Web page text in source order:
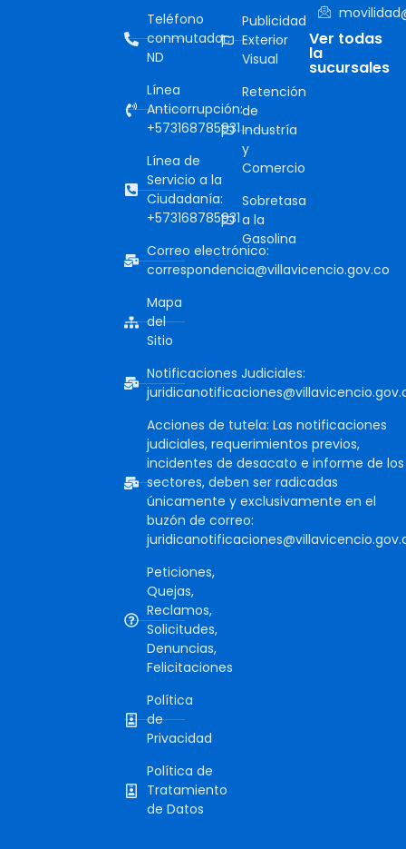
Teléfono
conmutador:
ND
Línea
Anticorrupción:
+573168785931
Línea de
Servicio a la
Ciudadanía:
+573168785931
Correo electrónico:
correspondencia@villavicencio.gov.co
Mapa
del
Sitio
Notificaciones Judiciales:
Acciones de tutela: Las notificaciones
judiciales, requerimientos previos,
incidentes de desacato e informe de los
sectores, deben ser radicadas
únicamente y exclusivamente en el
buzón de correo:
Peticiones,
Quejas,
Reclamos,
Solicitudes,
Denuncias,
Felicitaciones
Política
de
Privacidad
Política de
Tratamiento
de Datos
Publicidad
Exterior
Visual
Retención
de
Industría
y
Comercio
Sobretasa
a la
Gasolina
Ver todas
la
sucursales